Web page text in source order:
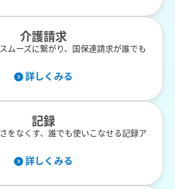
介護請求
ムーズに繋がり、国保連請求が誰でも
詳しくみる
記録
をなくす、誰でも使いこなせる記録ア
詳しくみる